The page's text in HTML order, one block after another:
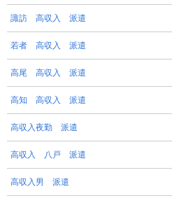
諏訪 高収入 派遣
若者 高収入 派遣
高尾 高収入 派遣
高知 高収入 派遣
高収入夜勤 派遣
高収入 八戸 派遣
高収入男 派遣